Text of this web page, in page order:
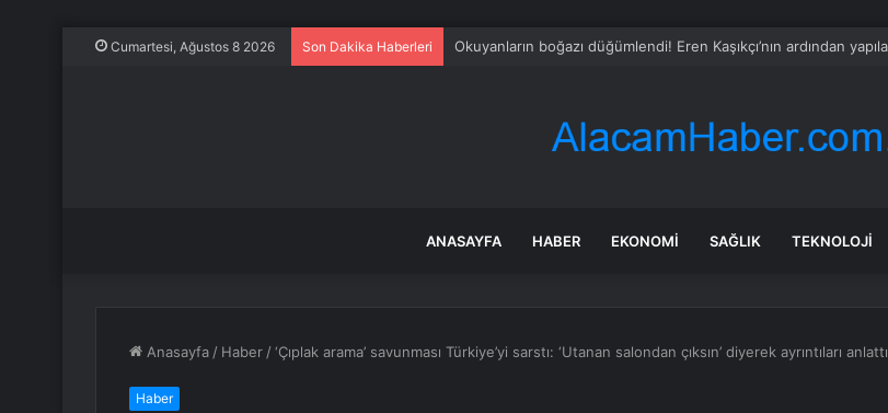
Cumartesi, Ağustos 8 2026 Son Dakika Haberleri Fransa’daki yangınlarda 4 itfaiye eri hayatını kaybetti
ANASAYFA HABER EKONOMI SAĞLIK TEKNOLOJI
Anasayfa / Haber /‘Çıplak arama’ savunması Türkiye’yi sarstı: ‘Utanan salondan çıksın’ diyerek ayrıntıları anlattı
Haber